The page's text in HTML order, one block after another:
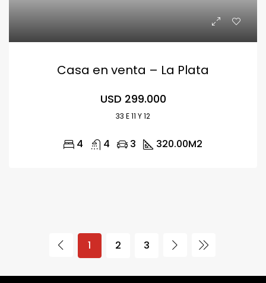
Casa en venta – La Plata
USD 299.000
33 E 11 Y 12
4 4 3 320.00M2
1 2 3